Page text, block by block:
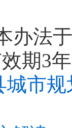
法于
期3
城市